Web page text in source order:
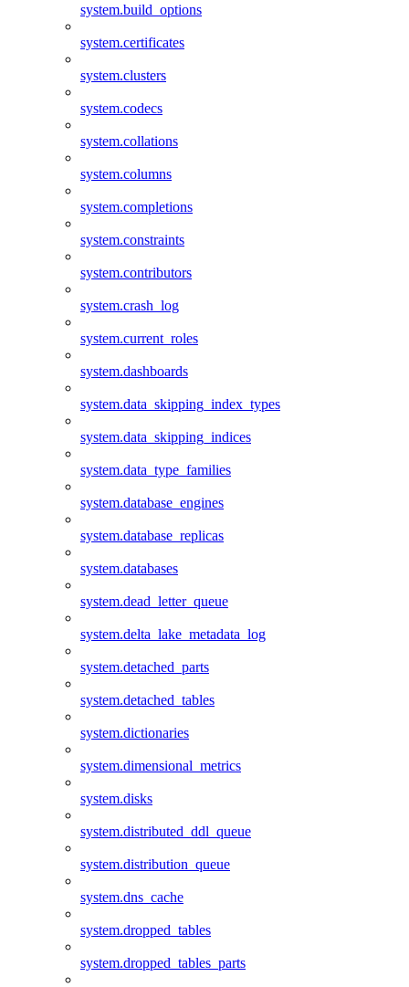
system.build_options
system.certificates
system.clusters
system.codecs
system.collations
system.columns
system.completions
system.constraints
system.contributors
system.crash_log
system.current_roles
system.dashboards
system.data_skipping_index_types
system.data_skipping_indices
system.data_type_families
system.database_engines
system.database_replicas
system.databases
system.dead_letter_queue
system.delta_lake_metadata_log
system.detached_parts
system.detached_tables
system.dictionaries
system.dimensional_metrics
system.disks
system.distributed_ddl_queue
system.distribution_queue
system.dns_cache
system.dropped_tables
system.dropped_tables_parts